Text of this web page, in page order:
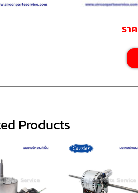
รา
Products